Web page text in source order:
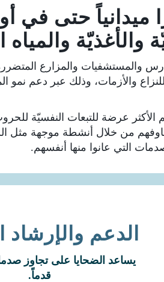
ميدانياً حتى في
والأغذيّة
والمستشفيات والمزارع
والأزمات، وذلك عبر دعم نمو
الأكثر عرضة للتبعات النفسيّة
من خلال أنشطة موجهة مثل
التي عانوا منها أنفسهم.
الدعم
يساعد الضحايا على تجاوز
قدماً.
الأطفال هم الأكثر عرضة
للحروب والكوارث